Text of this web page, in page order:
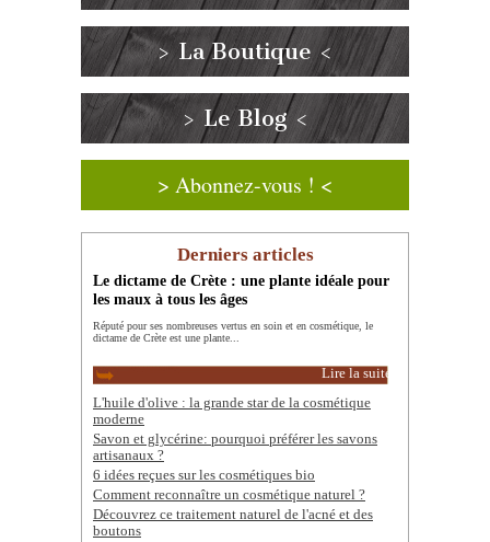
> La Boutique <
> Le Blog <
> Abonnez-vous ! <
Derniers articles
Le dictame de Crète : une plante idéale pour
les maux à tous les âges
Réputé pour ses nombreuses vertus en soin et en cosmétique, le
dictame de Crète est une plante...
Lire la suite
L'huile d'olive : la grande star de la cosmétique
moderne
Savon et glycérine: pourquoi préférer les savons
artisanaux ?
6 idées reçues sur les cosmétiques bio
Comment reconnaître un cosmétique naturel ?
Découvrez ce traitement naturel de l'acné et des
boutons